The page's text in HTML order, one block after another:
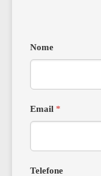
Nome
Email *
Telefone